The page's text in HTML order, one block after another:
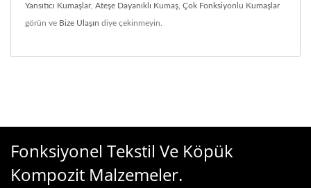
Yansıtıcı Kumaşlar, Ateşe Dayanıklı Kumaş Çok Fonksiyonlu Kumaşlar
görün ve Bize Ulaşın diye çekinmeyin.
Fonksiyonel Tekstil Ve Köpük
Kompozit Malzemeler.